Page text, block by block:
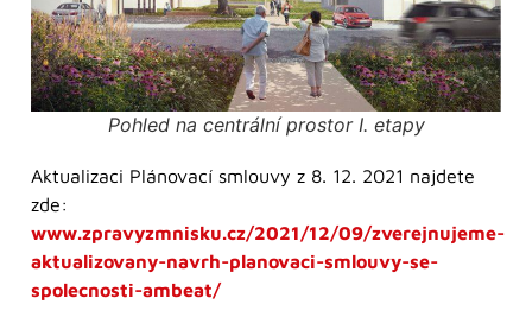
Pohled na centrální prostor I. etapy
Aktualizaci Plánovací smlouvy z 8. 12. 2021 najdete
zde:
www.zpravyzmnisku.cz/2021/12/09/zverejnujeme-
aktualizovany-navrh-planovaci-smlouvy-se-
spolecnosti-ambeat/